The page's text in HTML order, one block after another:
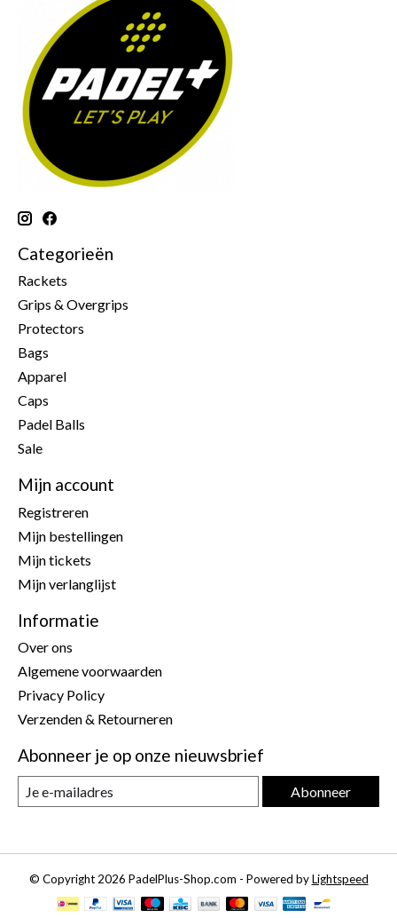
Categorieën
Rackets
Grips & Overgrips
Protectors
Bags
Apparel
Caps
Padel Balls
Sale
Mijn account
Registreren
Mijn bestellingen
Mijn tickets
Mijn verlanglijst
Informatie
Over ons
Algemene voorwaarden
Privacy Policy
Verzenden & Retourneren
Abonneer je op onze nieuwsbrief
Abonneer
© Copyright 2026 PadelPlus-Shop.com - Powered byLightspeed